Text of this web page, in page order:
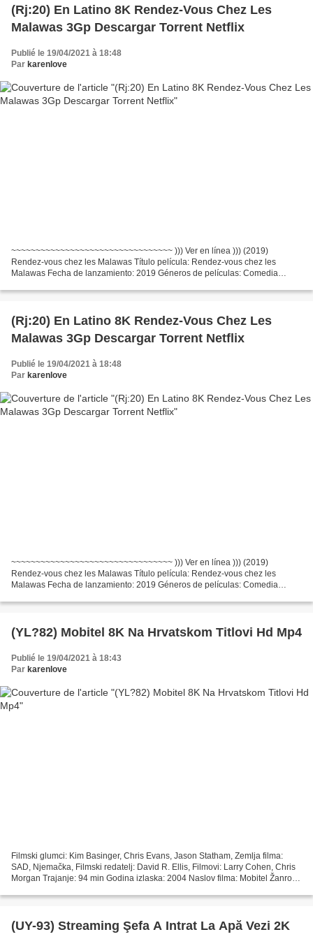
(Rj:20) En Latino 8K Rendez-Vous Chez Les
Malawas 3Gp Descargar Torrent Netflix
Publié le 19/04/2021 à 18:48
Par karenlove
~~~~~~~~~~~~~~~~~~~~~~~~~~~~~~~~~ ))) Ver en línea ))) (2019)
Rendez-vous chez les Malawas Título película: Rendez-vous chez les
Malawas Fecha de lanzamiento: 2019 Géneros de películas: Comedia
(Rj:20) En Latino 8K Rendez-Vous Chez Les
Malawas 3Gp Descargar Torrent Netflix
Publié le 19/04/2021 à 18:48
Par karenlove
~~~~~~~~~~~~~~~~~~~~~~~~~~~~~~~~~ ))) Ver en línea ))) (2019)
Rendez-vous chez les Malawas Título película: Rendez-vous chez les
Malawas Fecha de lanzamiento: 2019 Géneros de películas: Comedia
(YL?82) Mobitel 8K Na Hrvatskom Titlovi Hd Mp4
Publié le 19/04/2021 à 18:43
Par karenlove
Filmski glumci: Kim Basinger, Chris Evans, Jason Statham, Zemlja filma:
SAD, Njemačka, Filmski redatelj: David R. Ellis, Filmovi: Larry Cohen, Chris
Morgan Trajanje: 94 min Godina izlaska: 2004 Naslov filma: Mobitel Žanrovi
(UY-93) Streaming Şefa A Intrat La Apă Vezi 2K